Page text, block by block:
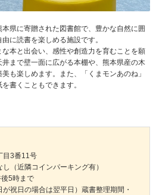
県に寄贈された図書館で、豊かな自然に囲
に読書を楽しめる施設です。
本と出会い、感性や創造力を育むことを願
まで壁一面に広がる本棚や、熊本県産の木
も楽しめます。また、「くまモンあのね」
書くこともできます。
目3番11号
（近隣コインパーキング有）
5時まで
祝日の場合は翌平日）蔵書整理期間・